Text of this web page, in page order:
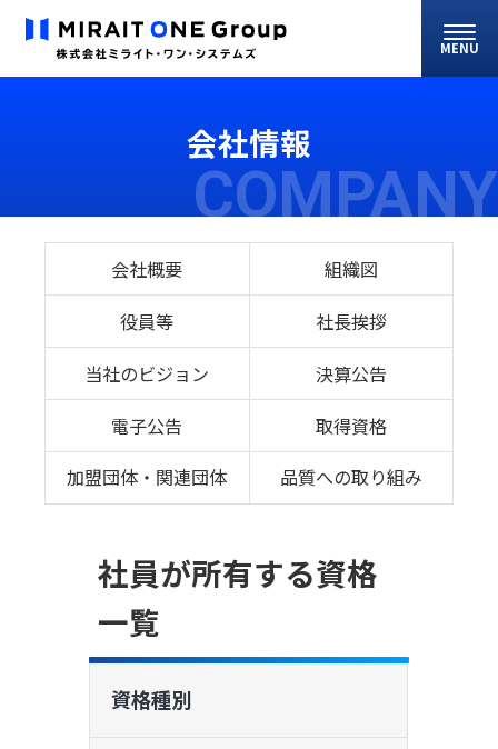
MENU
会社情報
COMPANY
会社概要
組織図
役員等
社長挨拶
当社のビジョン
決算公告
電子公告
取得資格
加盟団体・関連団体
品質への取り組み
社員が所有する資格
一覧
資格種別